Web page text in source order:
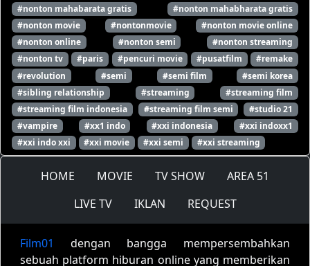
#nonton mahabarata gratis
#nonton mahabharata gratis
#nonton movie
#nontonmovie
#nonton movie online
#nonton online
#nonton semi
#nonton streaming
#nonton tv
#paris #pencuri movie #pusatfilm
#remake
#revolution
#semi #semi film
#semi korea
#sibling relationship
#streaming
#streaming film
#streaming film indonesia
#streaming film semi
#studio 21
#vampire
#xx1 indo #xxi indonesia
#xxi indoxx1
#xxi indo xxi
#xxi movie #xxi semi #xxi streaming
HOME MOVIE TV SHOW
AREA 51
LIVE TV
IKLAN REQUEST
Film01
dengan bangga mempersembahkan
sebuah platform hiburan online yang memberikan